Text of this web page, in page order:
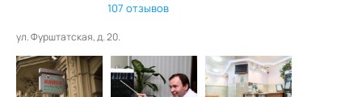
107 отзывов
ул. Фурштатская, д. 20.